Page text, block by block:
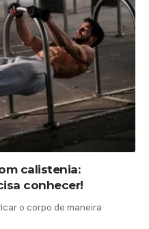
calistenia:
conhecer!
o corpo de maneira